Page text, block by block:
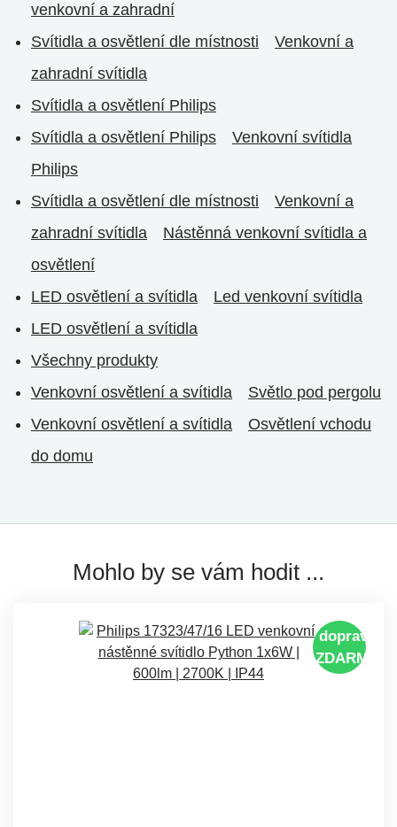
venkovní a zahradní
Svítidla a osvětlení dle místnosti
Venkovní a
zahradní svítidla
Svítidla a osvětlení Philips
Svítidla a osvětlení Philips
Venkovní svítidla
Philips
Svítidla a osvětlení dle místnosti
Venkovní a
zahradní svítidla
Nástěnná venkovní svítidla a
osvětlení
LED osvětlení a svítidla
Led venkovní svítidla
LED osvětlení a svítidla
Všechny produkty
Venkovní osvětlení a svítidla
Světlo pod pergolu
Venkovní osvětlení a svítidla
Osvětlení vchodu
do domu
Mohlo by se vám hodit ...
doprava
ZDARMA